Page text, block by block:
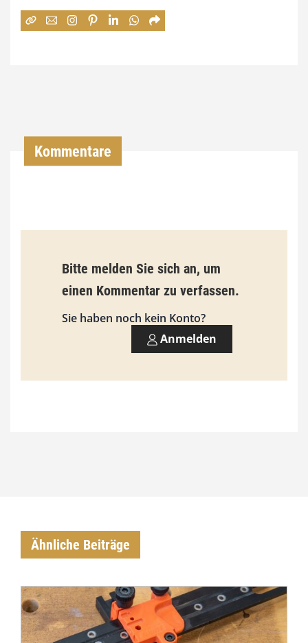
:
9
3
0
0
Kommentare
Bitte melden Sie sich an, um
einen Kommentar zu verfassen.
Sie haben noch kein Konto?
Anmelden
Ähnliche Beiträge